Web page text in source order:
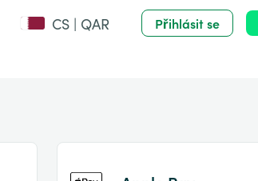
CS | QAR Přihlásit se